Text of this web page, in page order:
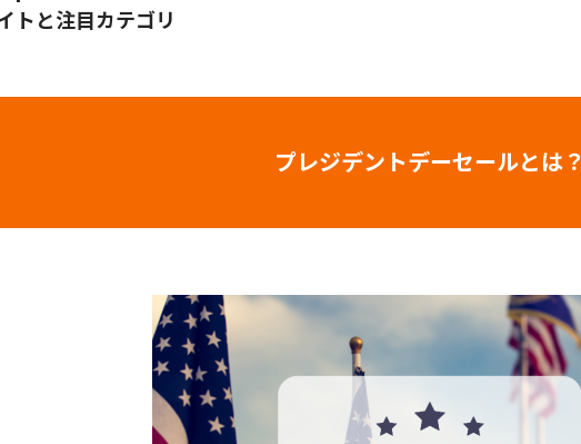
トと注目カテゴリ
プレジデントデーセールとは？